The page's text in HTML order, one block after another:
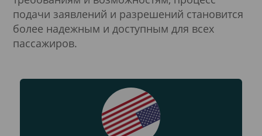
подачи заявлений и разрешений становится
более надежным и доступным для всех
пассажиров.